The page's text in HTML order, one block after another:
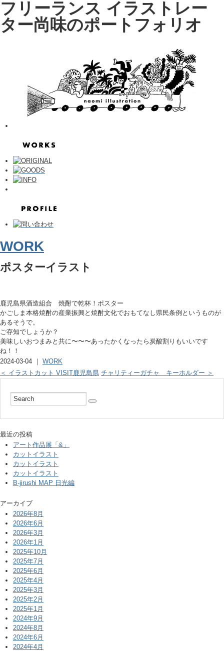
フリーランス イラストレー
ター尚味のポートフォリオ
WORK
ポスターイラスト
鹿児島県酒造組合 焼酎で乾杯！ポスター
かごしま本格焼酎の産業振興と焼酎文化でおもてなし県民条例というものが
あるそうで。
ご存知でしょうか？
美味しいおつまみと共に〜〜〜あったかくなったら炭酸割りもいいです
ね！！
2024-03-04 ｜ WORK
＜ イラストカット VISIT鹿児島県 チャリティーガチャ キーホルダー ＞
最近の投稿
アート作品展「&」
カットイラスト
カットイラスト
カットイラスト
B-jirushi MAP 日光編
アーカイブ
2026年8月
2026年6月
2026年3月
2026年1月
2025年10月
2025年7月
2025年6月
2025年4月
2025年3月
2025年2月
2025年1月
2024年9月
2024年8月
2024年6月
2024年4月